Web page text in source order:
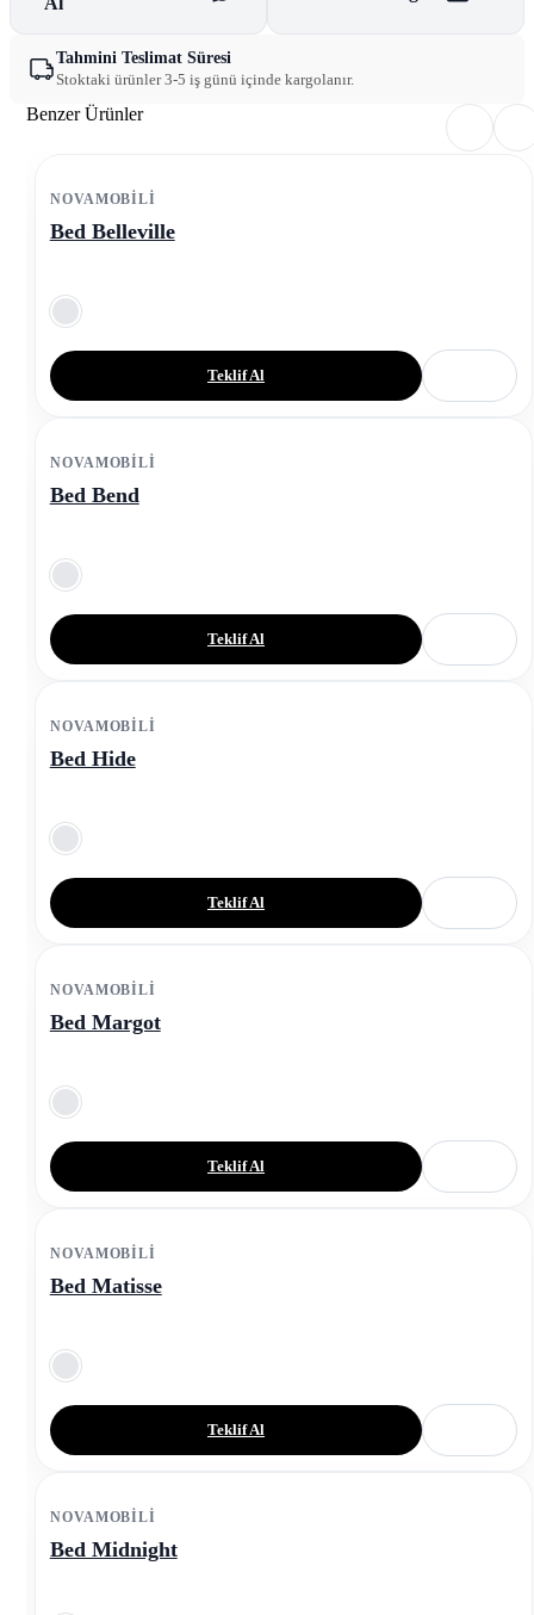
Tahmini Teslimat Süresi
Stoktaki ürünler 3-5 iş günü içinde kargolanır.
Benzer Ürünler
NOVAMOBILI
Bed Belleville
Teklif Al
NOVAMOBILI
Bed Bend
Teklif Al
NOVAMOBILI
Bed Hide
Teklif Al
NOVAMOBILI
Bed Margot
Teklif Al
NOVAMOBILI
Bed Matisse
Teklif Al
NOVAMOBILI
Bed Midnight